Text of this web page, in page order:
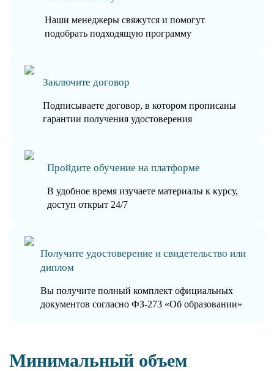
Наши менеджеры свяжутся и помогут
подобрать подходящую программу
Заключите договор
Подписываете договор, в котором прописаны
гарантии получения удостоверения
Пройдите обучение на платформе
В удобное время изучаете материалы к курсу,
доступ открыт 24/7
Получите удостоверение и свидетельство или
диплом
Вы получите полный комплект официальных
документов согласно ФЗ-273 «Об образовании»
Минимальный объем